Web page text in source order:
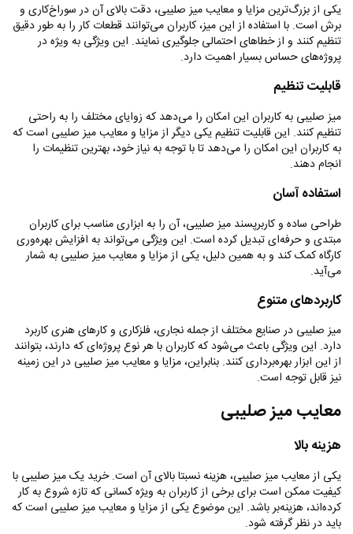
یکی از بزرگ‌ترین مزایا و معایب میز صلیبی، دقت بالای آن در سوراخ‌کاری و
برش است. با استفاده از این میز، کاربران می‌توانند قطعات کار را به طور دقیق
تنظیم کنند و از خطاهای احتمالی جلوگیری نمایند. این ویژگی به ویژه در
پروژه‌های حساس بسیار اهمیت دارد.
قابلیت تنظیم
میز صلیبی به کاربران این امکان را می‌دهد که زوایای مختلف را به راحتی
تنظیم کنند. این قابلیت تنظیم یکی دیگر از مزایا و معایب میز صلیبی است که
به کاربران این امکان را می‌دهد تا با توجه به نیاز خود، بهترین تنظیمات را
انجام دهند.
استفاده آسان
طراحی ساده و کاربرپسند میز صلیبی، آن را به ابزاری مناسب برای کاربران
مبتدی و حرفه‌ای تبدیل کرده است. این ویژگی می‌تواند به افزایش بهره‌وری
کارگاه کمک کند و به همین دلیل، یکی از مزایا و معایب میز صلیبی به شمار
می‌آید.
کاربردهای متنوع
میز صلیبی در صنایع مختلف از جمله نجاری، فلزکاری و کارهای هنری کاربرد
دارد. این ویژگی باعث می‌شود که کاربران با هر نوع پروژه‌ای که دارند، بتوانند
از این ابزار بهره‌برداری کنند. بنابراین، مزایا و معایب میز صلیبی در این زمینه
نیز قابل توجه است.
معایب میز صلیبی
هزینه بالا
یکی از معایب میز صلیبی، هزینه نسبتا بالای آن است. خرید یک میز صلیبی با
کیفیت ممکن است برای برخی از کاربران به ویژه کسانی که تازه شروع به کار
کرده‌اند، هزینه‌بر باشد. این موضوع یکی از مزایا و معایب میز صلیبی است که
باید در نظر گرفته شود.